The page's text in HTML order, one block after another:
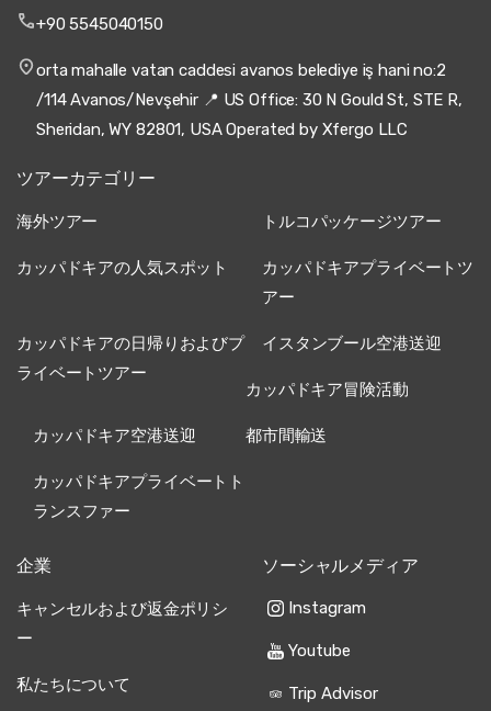
+90 5545040150
orta mahalle vatan caddesi avanos belediye iş hani no:2
/114 Avanos/Nevşehir 📍 US Office: 30 N Gould St, STE R,
Sheridan, WY 82801, USA Operated by Xfergo LLC
ツアーカテゴリー
海外ツアー トルコパッケージツアー
カッパドキアの人気スポット
カッパドキアプライベートツ
アー
カッパドキアの日帰りおよびプ
ライベートツアー
イスタンブール空港送迎
カッパドキア冒険活動
カッパドキア空港送迎 都市間輸送
カッパドキアプライベートト
ランスファー
企業
キャンセルおよび返金ポリシ
ー
私たちについて
ソーシャルメディア
Instagram
Youtube
Trip Advisor